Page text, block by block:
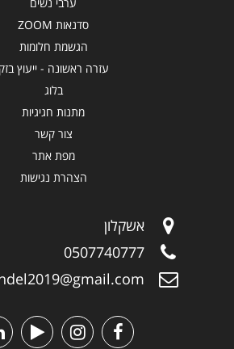
סדנאות ZOOM
הגשמת חלומות
עזרה ראשונה - ייעוץ בזק
בלוג
מתנות חגיגיות
צור קשר
מפת אתר
הצהרת נגישות
אשקלון
0507740777